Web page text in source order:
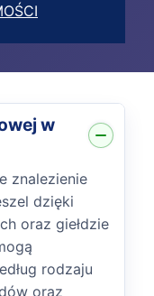
w
znalezienie
dzięki
oraz giełdzie
rodzaju
oraz